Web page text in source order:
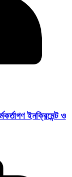
ইনক্রিমেন্ট ও